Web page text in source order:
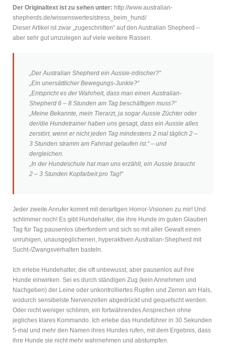
Der Originaltext ist zu sehen unter: http://www.australian-
shepherds.de/wissenswertes/stress_beim_hund/
Dieser Artikel ist zwar „zugeschnitten“ auf den Australian Shepherd –
aber sehr gut umzulegen auf viele weitere Rassen.
„Der Australian Shepherd ein Aussie-irdischer?“
„Ein unersättlicher Bewegungs-Junkie?“
„Entspricht es der Wahrheit, dass man einen Australian-
Shepherd 6 – 8 Stunden am Tag beschäftigen muss?“
„Meine Bekannte, mein Tierarzt, ja sogar Aussie Züchter oder
der/die Hundetrainer haben uns gesagt, dass ein Aussie alles
zerstört, wenn er nicht jeden Tag mindestens 2 mal täglich 2 –
3 Stunden stramm am Fahrrad gelaufen ist.“ – und
dergleichen.
„In der Hundeschule hat man uns erzählt, ein Aussie braucht
2 – 3 Stunden Kopfarbeit pro Tag!“
Jeder zweite Anrufer kommt mit derartigen Horror-Visionen zu mir! Und
schlimmer noch! Es gibt Hundehalter, die ihre Hunde im guten Glauben
Tag für Tag pausenlos überfordern und sich so mit aller Gewalt einen
unruhigen, unausgeglichenen, hyperaktiven Australian-Shepherd mit
Sucht-/Zwangsverhalten basteln.
Ich erlebe Hundehalter, die oft unbewusst, aber pausenlos auf ihre
Hunde einwirken. Sei es durch ständigen Zug (kein Annehmen und
Nachgeben) der Leine oder unkontrolliertes Rupfen und Zerren am Hals,
wodurch sensibelste Nervenzellen abgedrückt und gequetscht werden.
Oder nicht weniger schlimm, ein fortwährendes Ansprechen ohne
jegliches klares Kommando. Ich erlebe das Hundeführer in 30 Sekunden
5-mal und mehr den Namen ihres Hundes rufen, mit dem Ergebnis, dass
ihre Hunde sie nicht mehr wahrnehmen und abstumpfen.